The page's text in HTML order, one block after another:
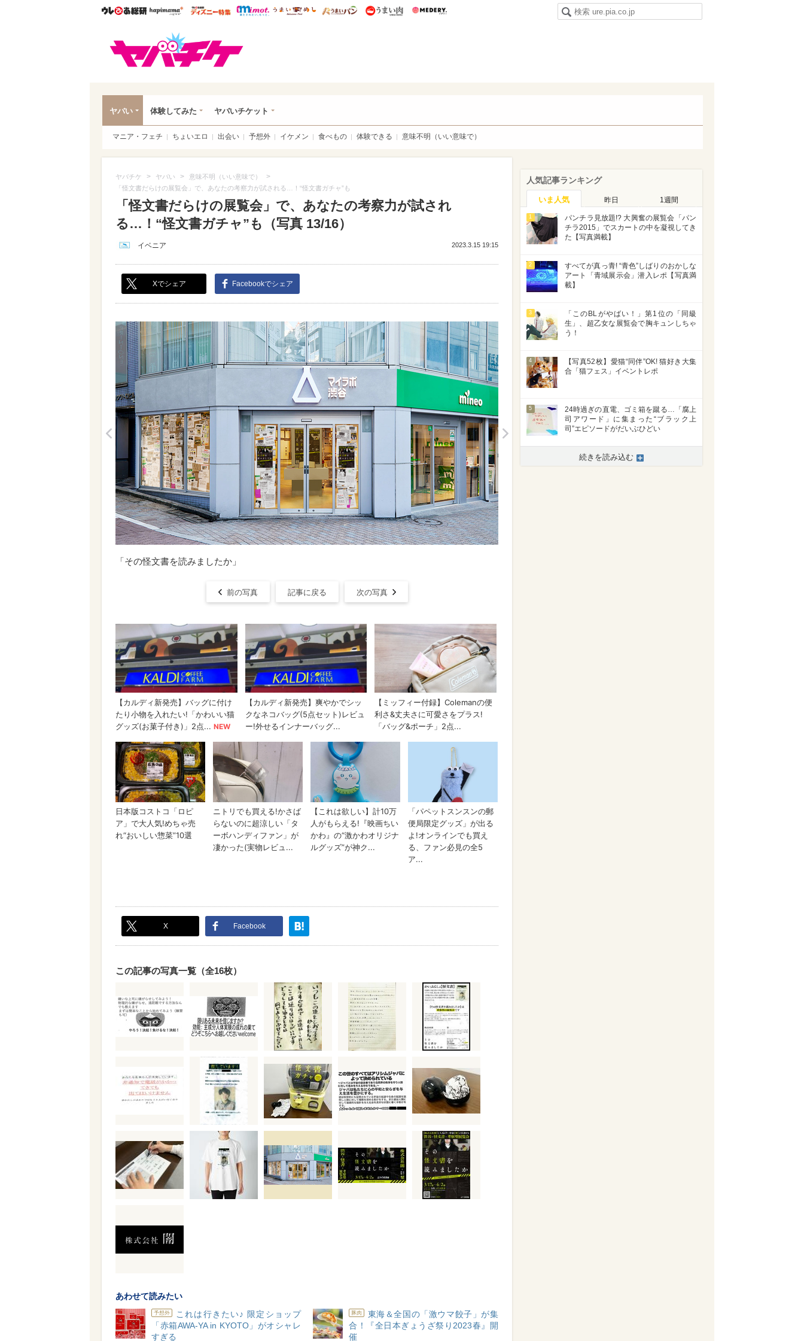
ウレぴあ総研ハピママ* ウレぴあ総研 ディズニー特集
mimot. うまいめし うまいパン うまい肉
ヤバい 体験してみた ヤバいチケット
マニア・フェチ ちょいエロ 出会い 予想外 イケメン 食べもの 体験できる 意味不明（いい意味で）
ヤバチケ > ヤバい > 意味不明（いい意味で） >
「怪文書だらけの展覧会」で、あなたの考察力が試される…！“怪文書ガチャ”も
「怪文書だらけの展覧会」で、あなたの考察力が試され
る…！“怪文書ガチャ”も（写真 13/16）
イベニア 2023.3.15 19:15
Xでシェア Facebookでシェア
>
「その怪文書を読みましたか」
前の写真 記事に戻る 次の写真
X Facebook
この記事の写真一覧（全16枚）
あわせて読みたい
予想外
これは行きたい♪ 限定ショップ
「赤箱AWA-YA in KYOTO」がオシャレ
すぎる
豚肉
東海＆全国の「激ウマ餃子」が集
合！『全日本ぎょうざ祭り2023春』開
催
人気記事ランキング
いま人気 昨日 1週間
1
パンチラ見放題!? 大興奮の展覧会「パン
チラ2015」でスカートの中を凝視してき
た【写真満載】
2
すべてが真っ青! “青色”しばりのおかしな
アート「青域展示会」潜入レポ【写真満
載】
3
「このBLがやばい！」第1位の「同級
生」、超乙女な展覧会で胸キュンしちゃ
う！
4
【写真52枚】愛猫“同伴”OK! 猫好き大集
合「猫フェス」イベントレポ
5
24時過ぎの直電、ゴミ箱を蹴る…「腐上
司アワード」に集まった“ブラック上
司”エピソードがだいぶひどい
続きを読み込む